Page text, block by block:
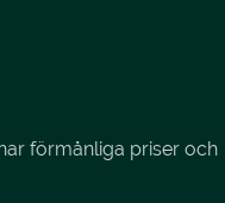
förmånliga priser och